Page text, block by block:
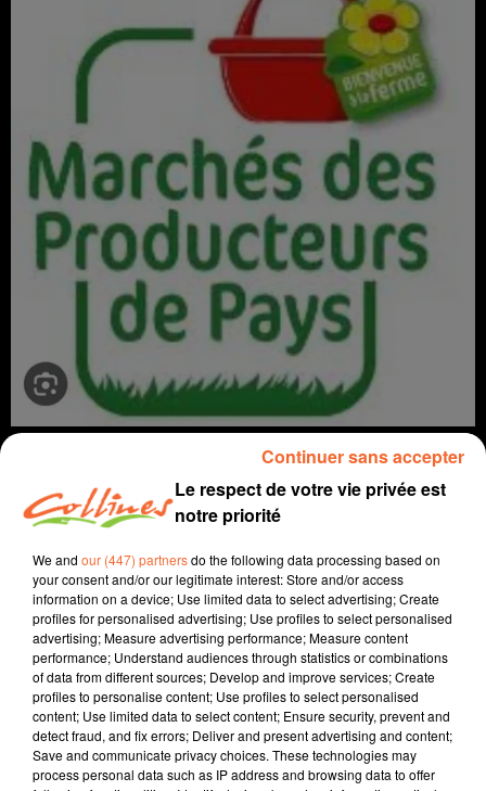
Le respect de votre vie privée est
notre priorité
We and our (447) partnersdo the following data processing based on
your consent and/or our legitimate interest: Store and/or access
information on a device; Use limited data to select advertising; Create
profiles for personalised advertising; Use profiles to select personalised
advertising; Measure advertising performance; Measure content
performance; Understand audiences through statistics or combinations
of data from different sources; Develop and improve services; Create
profiles to personalise content; Use profiles to select personalised
content; Use limited data to select content; Ensure security, prevent and
detect fraud, and fix errors; Deliver and present advertising and content;
Save and communicate privacy choices. These technologies may
process personal data such as IP address and browsing data to offer
Continuer sans accepter